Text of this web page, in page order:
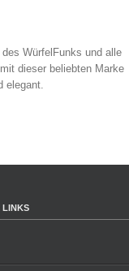
WürfelFunks und alle
dieser beliebten Marke
elegant.
LINKS